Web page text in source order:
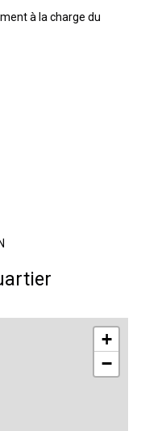
à la charge du
+
−